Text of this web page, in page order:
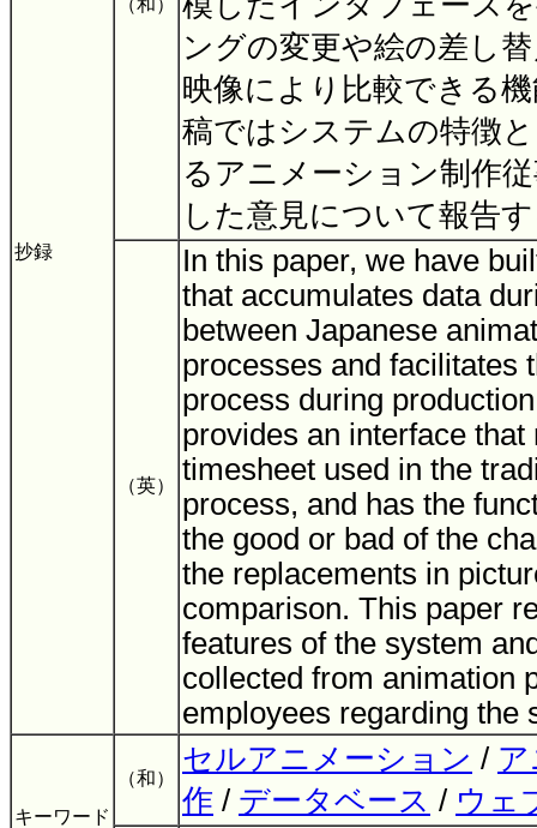
抄録
（和）
ングの変更や絵の差し
映像により比較できる
稿ではシステムの特徴
るアニメーション制作
した意見について報告
（英）
In this paper, we have
that accumulates data
between Japanese
processes and facilitates
process during
provides an interface that
timesheet used in the
process, and has the
the good or bad of the
the replacements in
comparison. This paper
features of the system
collected from animation
employees regarding the
キーワード
（和）
セルアニメーション /
作 / データベース / ウェ